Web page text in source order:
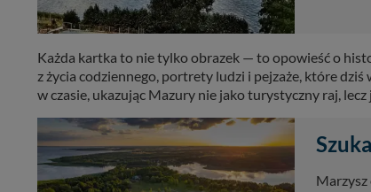
Każda kartka to nie tylko obrazek — to opowieść o
z życia codziennego, portrety ludzi i pejzaże, które
w czasie, ukazując Mazury nie jako turystyczny raj,
Marzysz